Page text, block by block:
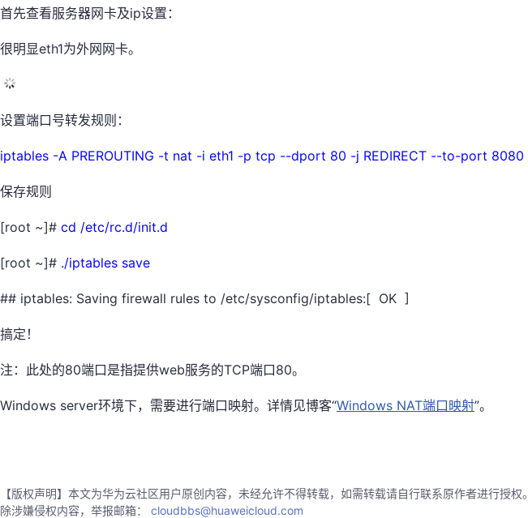
首先查看服务器网卡及ip设置：
很明显eth1为外网网卡。
设置端口号转发规则：
iptables -A PREROUTING -t nat -i eth1 -p tcp --dport 80 -j REDIRECT --to-port 8080
保存规则
[root ~]# cd /etc/rc.d/init.d
[root ~]# ./iptables save
## iptables: Saving firewall rules to /etc/sysconfig/iptables:[ OK ]
搞定！
注：此处的80端口是指提供web服务的TCP端口80。
Windows server环境下，需要进行端口映射。详情见博客“Windows NAT端口映射”。
【版权声明】本文为华为云社区用户原创内容，未经允许不得转载，如需转载请自行联系原作者进行
除涉嫌侵权内容，举报邮箱： cloudbbs@huaweicloud.com